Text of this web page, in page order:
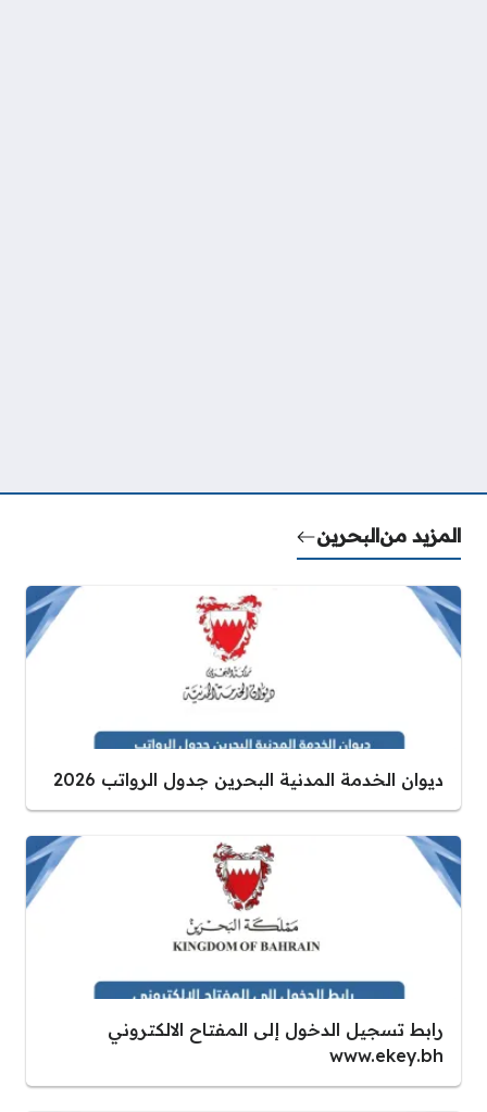
المزيد منالبحرين
ديوان الخدمة المدنية البحرين جدول الرواتب 2026
رابط تسجيل الدخول إلى المفتاح الالكتروني
www.ekey.bh